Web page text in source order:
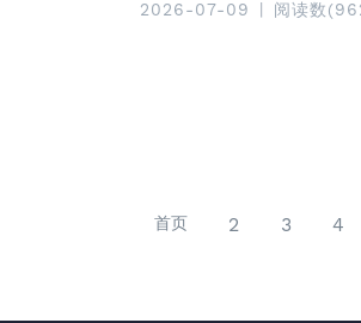
2026-07-09 阅读数
首页 2 3 4